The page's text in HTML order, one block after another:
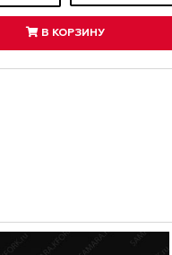
В КОРЗИНУ